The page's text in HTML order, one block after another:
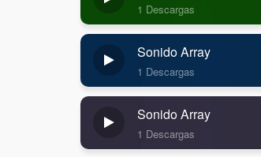
1 Descargas
Sonido Array
1 Descargas
Sonido Array
1 Descargas